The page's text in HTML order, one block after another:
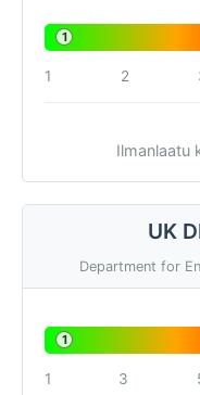
1
1 2
Ilmanlaatu
UK
Department for
1
1 3